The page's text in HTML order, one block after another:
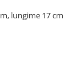
lungime 17 cm